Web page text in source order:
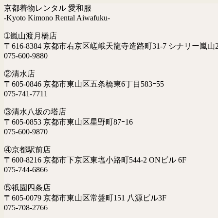
京都着物レンタル 愛和服
-Kyoto Kimono Rental Aiwafuku-
➀嵐山渡月橋店
〒616-8384 京都市右京区嵯峨天龍寺造路町31-7 シナリー嵐山
075-600-9880
②清水店
〒605-0846 京都市東山区五条橋東6丁目583ｰ55
075-741-7711
③清水八坂の塔店
〒605-0853 京都市東山区星野町87ｰ16
075-600-9870
④京都駅前店
〒600-8216 京都市下京区東塩小路町544-2 ONビル 6F
075-744-6866
⑤祇園四条店
〒605-0079 京都市東山区常盤町151 八源ビル3F
075-708-2766